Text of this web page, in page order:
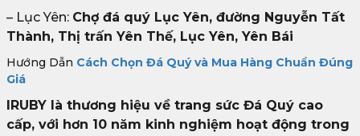
– Lục Yên: Chợ đá quý Lục Yên, đường Nguyễn Tất
Thành, Thị trấn Yên Thế, Lục Yên, Yên Bái
Hướng Dẫn Cách Chọn Đá Quý và Mua Hàng Chuẩn Đúng
Giá
IRUBY là thương hiệu về trang sức Đá Quý cao
cấp, với hơn 10 năm kinh nghiệm hoạt động trong